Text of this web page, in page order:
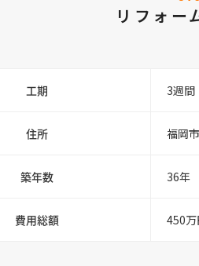
リフォー
工期 3週間
住所 福岡
築年数 36年
費用総額 450